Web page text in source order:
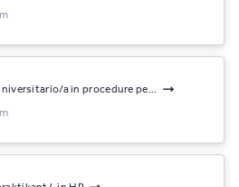
a in procedure pe...